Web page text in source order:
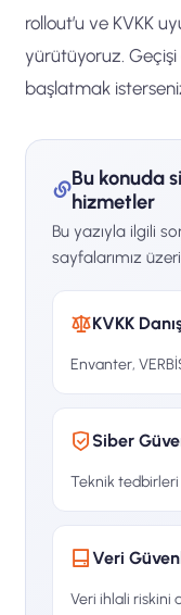
rollout’u ve KVKK
yürütüyoruz.
başlatmak
Bu konuda
hizmetler
Bu yazıyla ilgili
sayfalarımız
KVKK
Envanter,
Siber
Teknik
Veri
Veri ihlali riskini